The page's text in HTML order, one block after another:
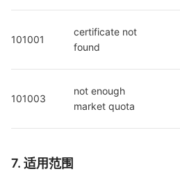
101001
certificate not
found
101003
not enough
market quota
7. 适用范围